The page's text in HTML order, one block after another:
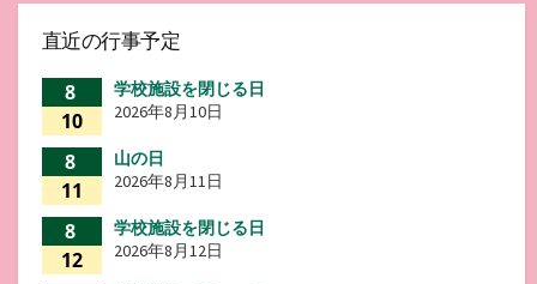
直近の行事予定
8
10
学校施設を閉じる日
2026年8月10日
8
11
山の日
2026年8月11日
8
12
学校施設を閉じる日
2026年8月12日